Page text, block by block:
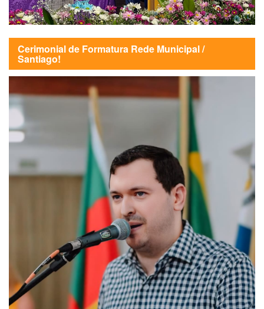
Cerimonial de Formatura Rede Municipal /
Santiago!